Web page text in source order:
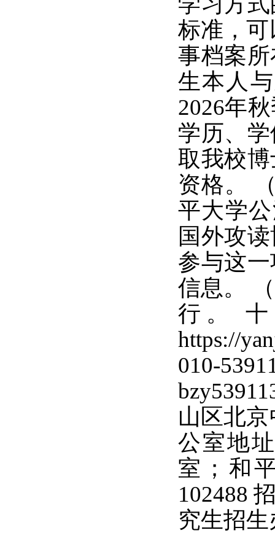
标准，
事档案
生本人
2026年
学历、
取我校
资格。
平大学
国外攻
参与这
信息。
行。
https://
010-
山区北
公室地
室；和
102488
究生招生